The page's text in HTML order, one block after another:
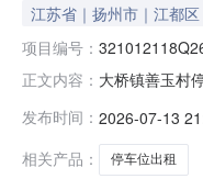
江苏省｜扬州市｜江都区
项目编号：
正文内容： 大桥镇善玉村
方式：周顺（
发布时间： 2026-07-13
相关产品：
停车位出租